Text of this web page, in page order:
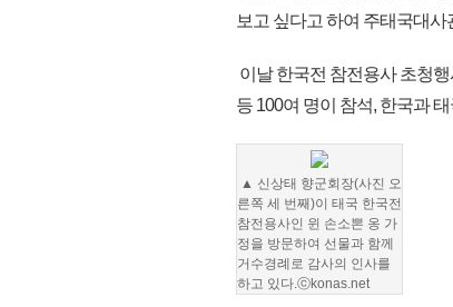
보고 싶다고 하여 주태국대
이날 한국전 참전용사 초청
등 100여 명이 참석, 한국과
▲ 신상태 향군회장(사진 오
른쪽 세 번째)이 태국 한국전
참전용사인 윈 손소뽄 옹 가
정을 방문하여 선물과 함께
거수경례로 감사의 인사를
하고 있다.ⓒkonas.net